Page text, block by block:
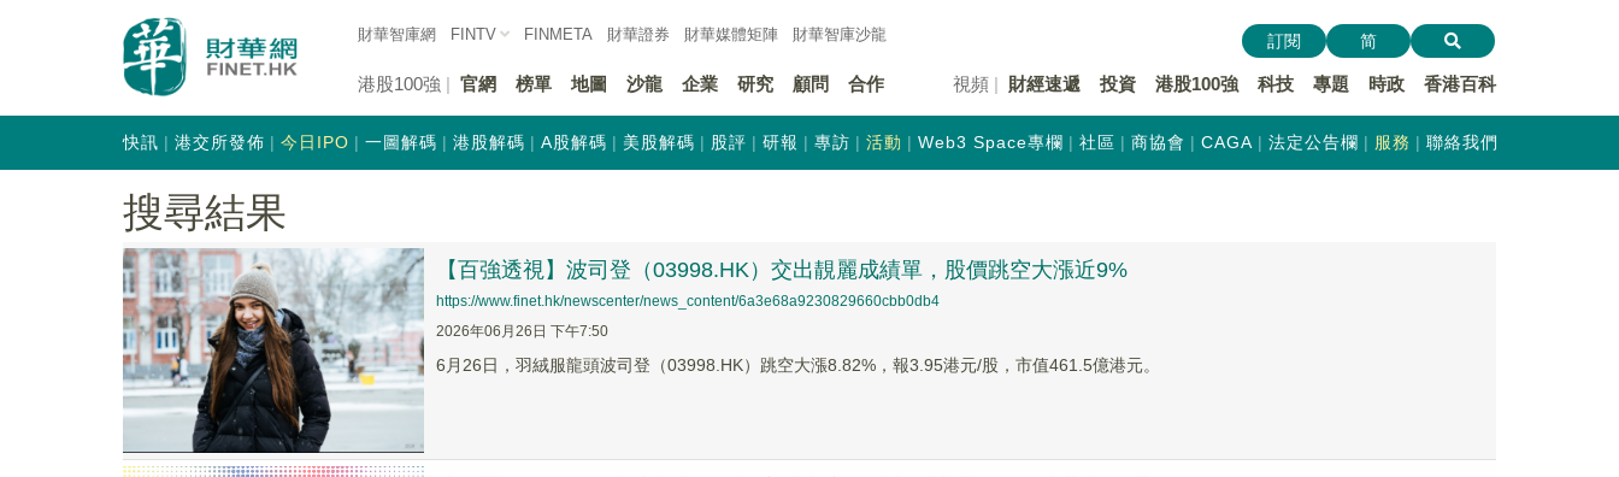
財華智庫網 FINTV FINMETA 財華證券 財華媒體矩陣 財華智庫沙龍
港股100強 官網 榜單 地圖 沙龍 企業 研究 顧問 合作 視頻 財經速遞 投資 港股100強 科技 專題 時政 香港百科
訂閱 简
快訊 港交所發佈 今日IPO 一圖解碼 港股解碼 A股解碼 美股解碼 股評 研報 專訪 活動 Web3 Space專欄 社區 商協會 CAGA 法定公告欄 服務 聯絡我們
搜尋結果
【百強透視】波司登（03998.HK）交出靚麗成績單，股價跳空大漲近9%
https://www.finet.hk/newscenter/news_content/6a3e68a9230829660cbb0db4
2026年06月26日 下午7:50
6月26日，羽絨服龍頭波司登（03998.HK）跳空大漲8.82%，報3.95港元/股，市值461.5億港元。